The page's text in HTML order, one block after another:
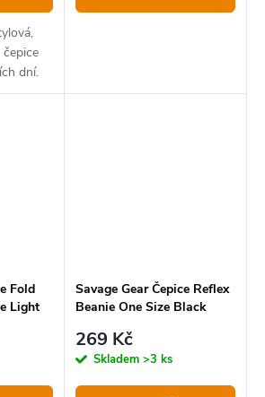
dní.
Fold
Light
Savage Gear Čepice Reflex
Beanie One Size Black
269 Kč
Skladem >3 ks